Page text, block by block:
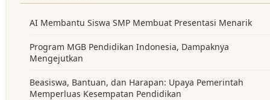
AI Membantu Siswa SMP Membuat Presentasi Menarik
Program MGB Pendidikan Indonesia, Dampaknya
Mengejutkan
Beasiswa, Bantuan, dan Harapan: Upaya Pemerintah
Memperluas Kesempatan Pendidikan